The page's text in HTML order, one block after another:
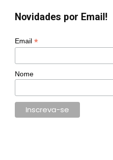
Novidades por Email!
Email *
Nome